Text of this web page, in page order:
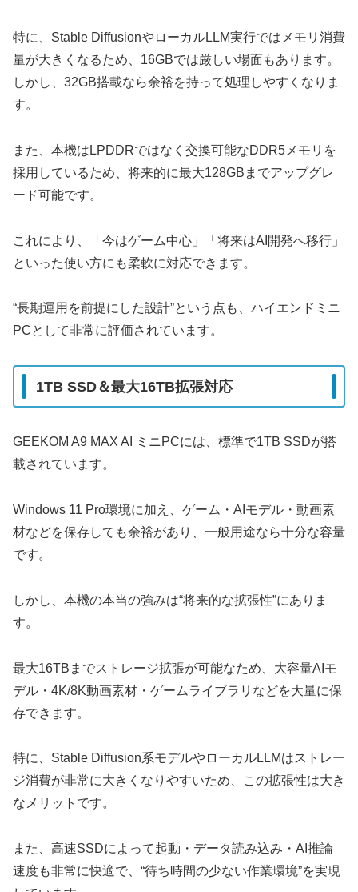
特に、Stable DiffusionやローカルLLM実行ではメモリ消費
量が大きくなるため、16GBでは厳しい場面もあります。
しかし、32GB搭載なら余裕を持って処理しやすくなりま
す。
また、本機はLPDDRではなく交換可能なDDR5メモリを
採用しているため、将来的に最大128GBまでアップグレ
ード可能です。
これにより、「今はゲーム中心」「将来はAI開発へ移行」
といった使い方にも柔軟に対応できます。
“長期運用を前提にした設計”という点も、ハイエンドミニ
PCとして非常に評価されています。
1TB SSD＆最大16TB拡張対応
GEEKOM A9 MAX AI ミニPCには、標準で1TB SSDが搭
載されています。
Windows 11 Pro環境に加え、ゲーム・AIモデル・動画素
材などを保存しても余裕があり、一般用途なら十分な容量
です。
しかし、本機の本当の強みは“将来的な拡張性”にありま
す。
最大16TBまでストレージ拡張が可能なため、大容量AIモ
デル・4K/8K動画素材・ゲームライブラリなどを大量に保
存できます。
特に、Stable Diffusion系モデルやローカルLLMはストレー
ジ消費が非常に大きくなりやすいため、この拡張性は大き
なメリットです。
また、高速SSDによって起動・データ読み込み・AI推論
速度も非常に快適で、“待ち時間の少ない作業環境”を実現